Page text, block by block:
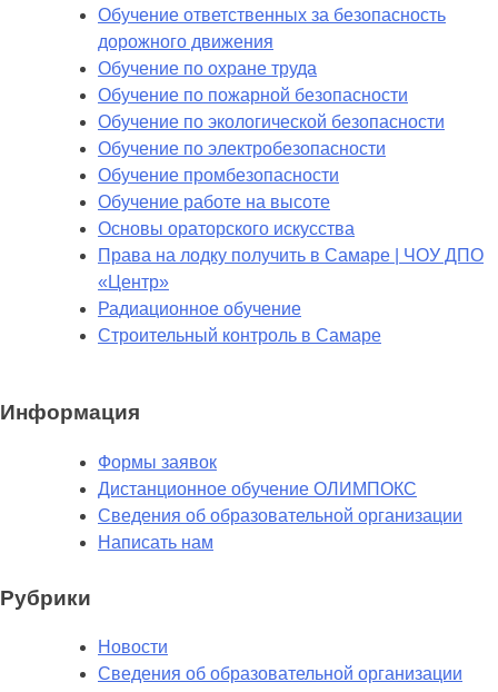
Обучение ответственных за безопасность
дорожного движения
Обучение по охране труда
Обучение по пожарной безопасности
Обучение по экологической безопасности
Обучение по электробезопасности
Обучение промбезопасности
Обучение работе на высоте
Основы ораторского искусства
Права на лодку получить в Самаре | ЧОУ ДПО
«Центр»
Радиационное обучение
Строительный контроль в Самаре
Информация
Формы заявок
Дистанционное обучение ОЛИМПОКС
Сведения об образовательной организации
Написать нам
Рубрики
Новости
Сведения об образовательной организации